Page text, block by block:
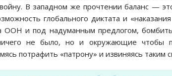
В западном же прочтении баланс —
глобального диктата и
ООН и под надуманным предлогом,
не было, но и окружающие чтобы
потрафить «патрону» и извиняясь таким